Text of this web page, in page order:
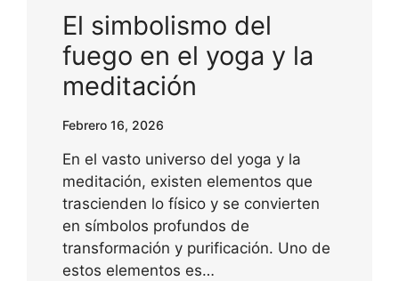
El simbolismo del
fuego en el yoga y la
meditación
Febrero 16, 2026
En el vasto universo del yoga y la
meditación, existen elementos que
trascienden lo físico y se convierten
en símbolos profundos de
transformación y purificación. Uno de
estos elementos es…